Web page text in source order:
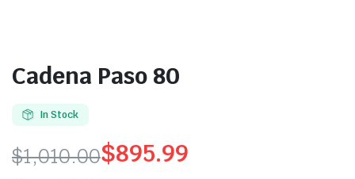
Cadena Paso 80
In Stock
$1,010.00$895.99